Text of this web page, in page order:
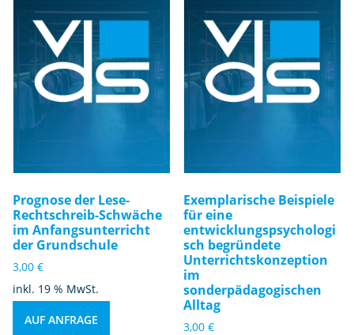
Prognose der Lese-
Rechtschreib-Schwäche
im Anfangsunterricht
der Grundschule
3,00 €
inkl. 19 % MwSt.
AUF ANFRAGE
Exemplarische Beispiele
für eine
entwicklungspsychologi
sch begründete
Unterrichtskonzeption
im
sonderpädagogischen
Alltag
3,00€